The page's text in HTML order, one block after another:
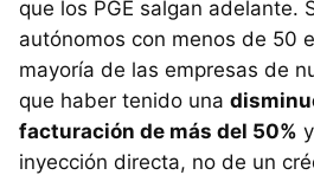
que los PGE salgan adelante.
autónomos con menos de 50
mayoría de las empresas de
que haber tenido una
facturación de más del 50%
inyección directa, no de un